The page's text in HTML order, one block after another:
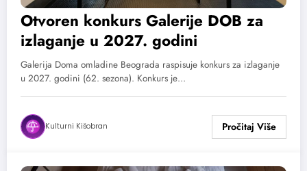
Otvoren konkurs Galerije DOB za
izlaganje u 2027. godini
Galerija Doma omladine Beograda raspisuje konkurs za izlaganje
u 2027. godini (62. sezona). Konkurs je…
Kulturni Kišobran